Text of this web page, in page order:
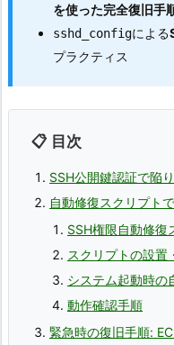
を使った完全復旧手
sshd_configによる
プラクティス
📋 目次
SSH公開鍵認証で陥
自動修復スクリプト
SSH権限自動修復
スクリプトの設置
システム起動時の
動作確認手順
緊急時の復旧手順: